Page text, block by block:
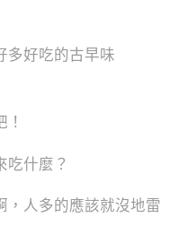
多好吃的古早味
！
吃什麼？
，人多的應該就沒地雷